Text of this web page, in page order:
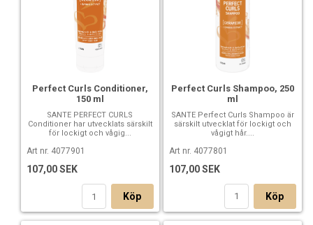
Perfect Curls Conditioner,
150 ml
SANTE PERFECT CURLS
Conditioner har utvecklats särskilt
för lockigt och vågig...
Art nr. 4077901
107,00 SEK
Köp
Perfect Curls Shampoo, 250
ml
SANTE Perfect Curls Shampoo är
särskilt utvecklat för lockigt och
vågigt hår....
Art nr. 4077801
107,00 SEK
Köp